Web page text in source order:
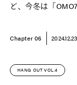
ど、今冬は「
Chapter 06 2024.12.23
HANG OUT VOL.4